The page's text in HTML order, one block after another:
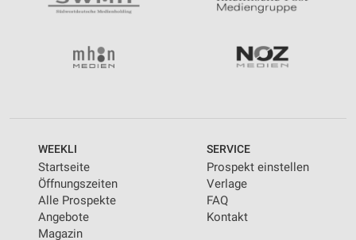
WEEKLI
Startseite
Öffnungszeiten
Alle Prospekte
Angebote
Magazin
SERVICE
Prospekt einstellen
Verlage
FAQ
Kontakt